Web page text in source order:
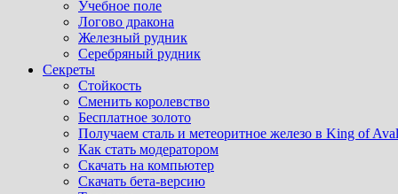
Учебное поле
Логово дракона
Железный рудник
Серебряный рудник
Секреты
Стойкость
Сменить королевство
Бесплатное золото
Получаем сталь и метеоритное железо в King of
Как стать модератором
Скачать на компьютер
Скачать бета-версию